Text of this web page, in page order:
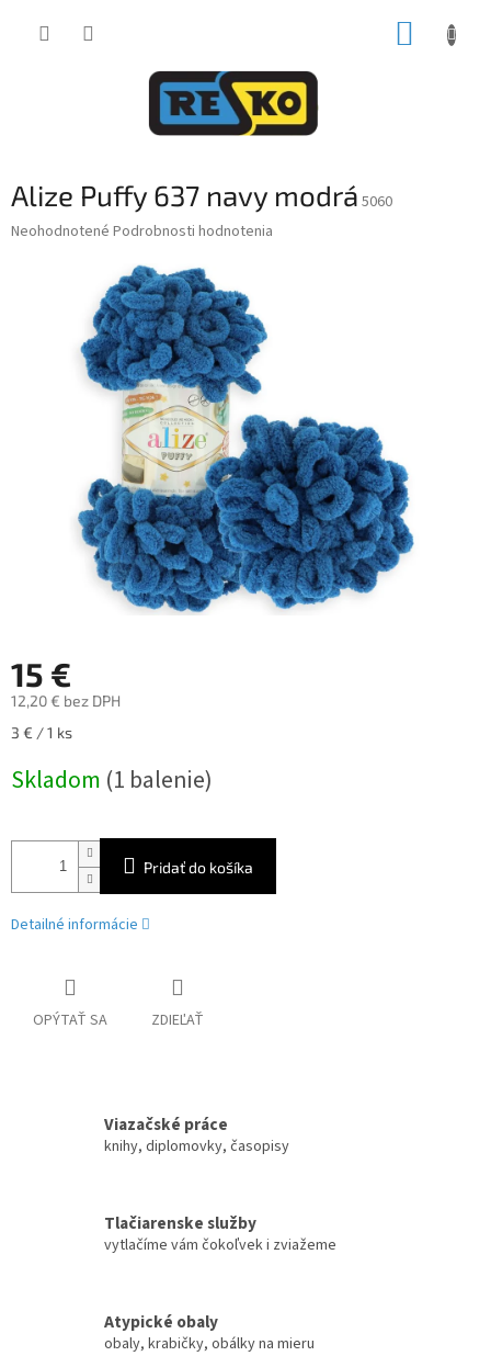
Alize Puffy 637 navy modrá 5060
Priemerné
hviezdičiek.
Neohodnotené Podrobnosti hodnotenia
15 €
12,20 € bez DPH
Jednotková
3 € / 1 ks
Skladom (1 balenie)
Pridať do košíka
Detailné informácie
OPÝTAŤ SA ZDIEĽAŤ
Viazačské práce
knihy, diplomovky, časopisy
Tlačiarenske služby
vytlačíme vám čokoľvek i zviažeme
Atypické obaly
obaly, krabičky, obálky na mieru